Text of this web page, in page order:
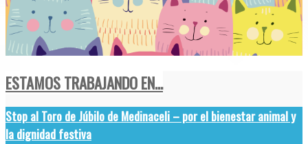
ESTAMOS TRABAJANDO EN...
Stop al Toro de Júbilo de Medinaceli – por el bienestar animal y
la dignidad festiva